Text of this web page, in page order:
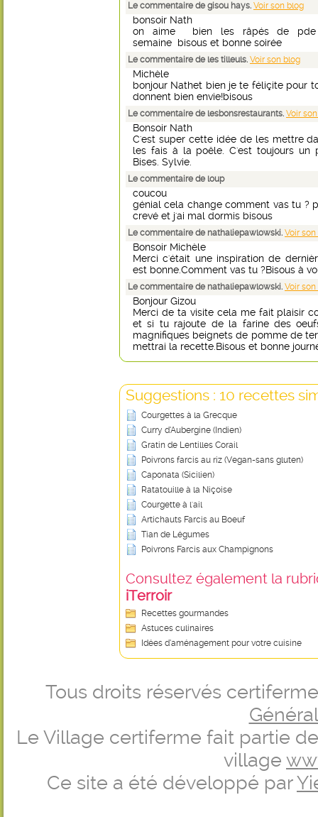
Le commentaire de gisou hays. Voir son blog
bonsoir Nath
on aime bien les râpés de pde
semaine bisous et bonne soirée
Le commentaire de les tilleuls. Voir son blog
Michèle
bonjour Nathet bien je te féliçite pour
donnent bien envie!bisous
Le commentaire de lesbonsrestaurants. Voir
Bonsoir Nath
C'est super cette idée de les mettre
les fais à la poêle. C'est toujours un
Bises. Sylvie.
Le commentaire de loup
coucou
génial cela change comment vas tu ?
crevé et j'ai mal dormis bisous
Le commentaire de nathaliepawlowski. Voir
Bonsoir Michèle
Merci c'était une inspiration de
est bonne.Comment vas tu ?Bisous à
Le commentaire de nathaliepawlowski. Voir
Bonjour Gizou
Merci de ta visite cela me fait plaisir
et si tu rajoute de la farine des
magnifiques beignets de pomme de
mettrai la recette.Bisous et bonne
Suggestions : 10 recettes
Courgettes à la Grecque
Curry d’Aubergine (Indien)
Gratin de Lentilles Corail
Poivrons farcis au riz (Vegan-sans gluten)
Caponata (Sicilien)
Ratatouille à la Niçoise
Courgette à l'ail
Artichauts Farcis au Boeuf
Tian de Légumes
Poivrons Farcis aux Champignons
Consultez également la
iTerroir
Recettes gourmandes
Astuces culinaires
Idées d’aménagement pour votre cuisine
Tous droits réservés
Le Village certiferme fait partie
village
Ce site a été développé par